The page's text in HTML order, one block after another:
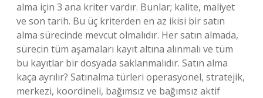
alma için 3 ana kriter vardır. Bunlar; kalite, maliyet
ve son tarih. Bu üç kriterden en az ikisi bir satın
alma sürecinde mevcut olmalıdır. Her satın almada,
sürecin tüm aşamaları kayıt altına alınmalı ve tüm
bu kayıtlar bir dosyada saklanmalıdır. Satın alma
kaça ayrılır? Satınalma türleri operasyonel, stratejik,
merkezi, koordineli, bağımsız ve bağımsız aktif